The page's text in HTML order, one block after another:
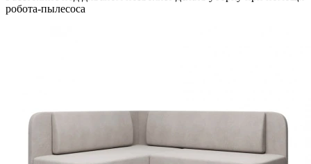
робота-пылесоса